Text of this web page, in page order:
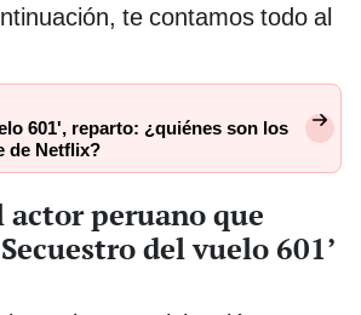
te contamos todo al
601', reparto: ¿quiénes son los
de Netflix?
actor peruano que
del vuelo 601’